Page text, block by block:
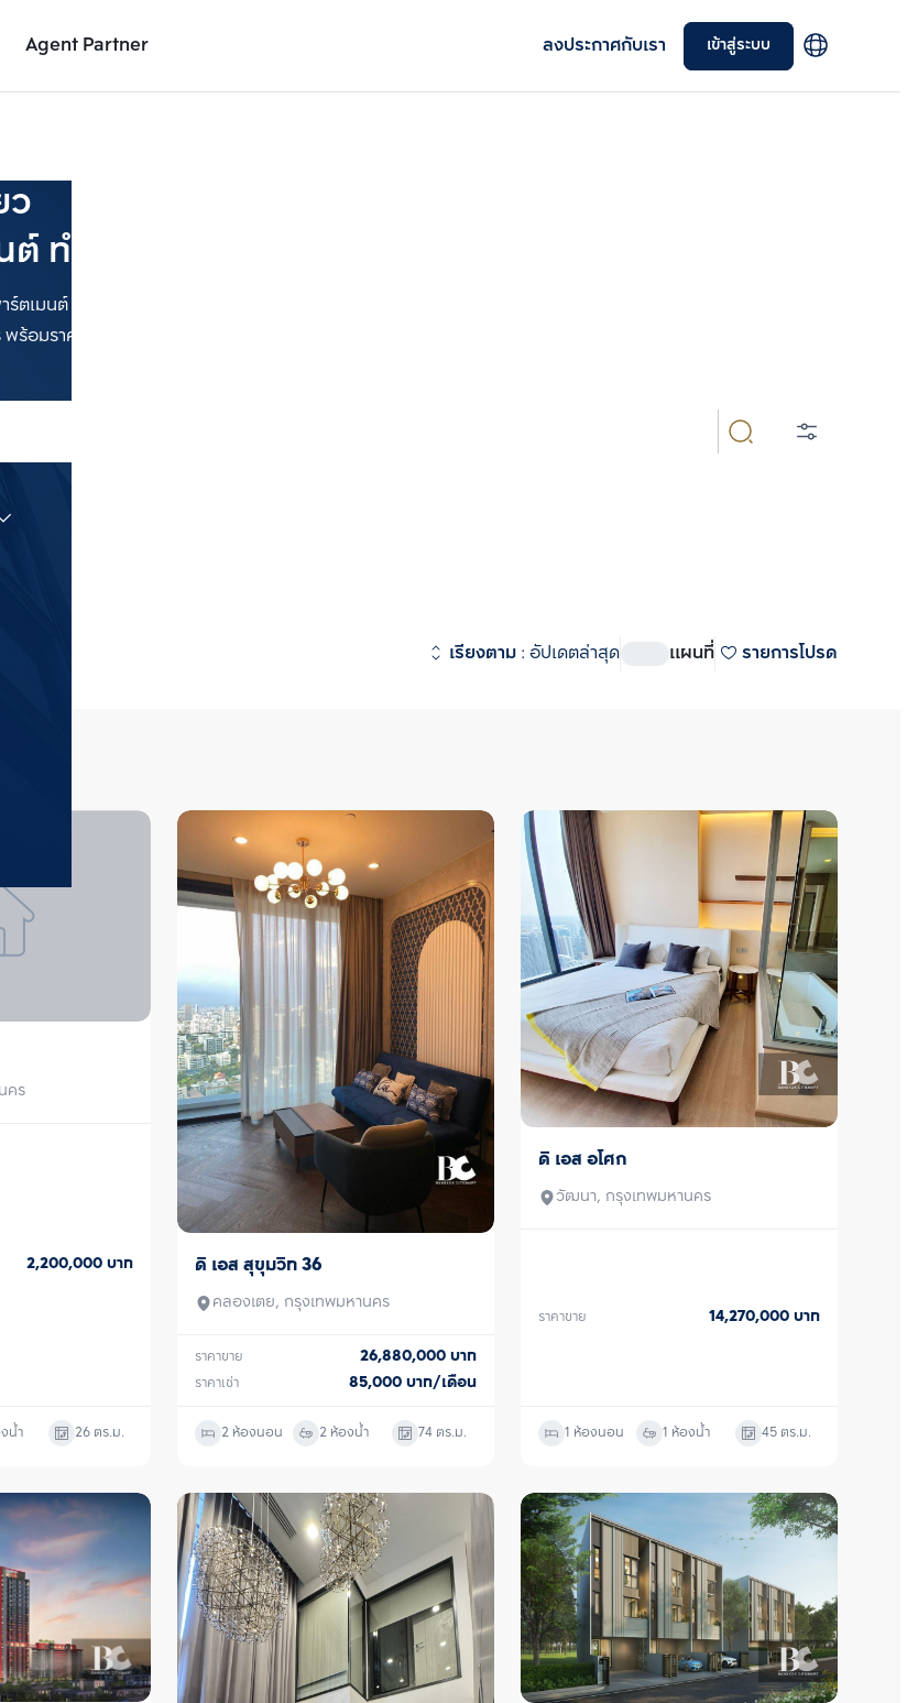
Agent Partner ลงประกาศกับเรา เข้าสู่ระบบ
ทำเลทั่วกรุงเทพฯ
ตเมนต์ ทำเลบนทำเลศักยภาพ ในกรุงเทพฯ และปริมณฑล ทำเลยอดนิยมสำหรับอยู่อาศัยใกล้แหล่งอำนวยความ
อมราคา และทำเลที่ต้องการ รายละเอียดครบถ้วน ตอบโจทย์ทุกความต้องการในแบบของคุณ
ฟ้า BTS สายสีเขียวอ่อน
แอสปาย อ่อนนุช สเตชั่น
RHYTHM Ekkamai Estate (ริธึ่ม เอกมัย เอสเตท)
คอนโดใหม่บนทำเลศักยภาพ  ใกล้ทองหล่อซอย 10
เพียง 180 ม. และ ใกล้รถไฟฟ้า BTS เอกมัย รายล้อม
ไปด้วย ห้างสรรพสินค้าขนาดใหญ่ เช่น  Donki
ทองหล่อ , Gateway Ekamai, Major เอกมัย,
Emporium, Emquartier, Terminal 21  ซื้อ ขาย
หรือ เช่า  ติดต่อหาเรา Bangkok CitiSmart ได้ทันที
เพื่อให้ผู้เชี่ยวชาญของเราได้แนะนำคอนโดให้กับท่าน
วิช ซิกเนเจอร์ 2 มิดทาวน์ สยาม 7)
Wish Signature II Midtown Siam  (วิช ซิก
เนเจอร์ 2 มิดทาวน์ สยาม) คอนโดยู่ด้านหลัง Siam
Paragon และติดซอยที่สามารถเดินไปได้  ใกล้ BTS
ราชเทวี ประมาณ 400 ม. ห่างจาก Airport Rail Link
พญาไท ประมาณ 850 ม. ห่างจากท่าเรือประตูน้ำ
ประมาณ 750 ม. และแนวรถไฟฟ้าสายสีส้มตัดผ่าน
หน้าโครงการในอนาคต  พิเศษด้วยพื้นที่ส่วนกลาง 4
ชั้นบนสุดของตัวอาคาร ได้แก่ Pool Pods สระว่ายน้ำ
ลอยฟ้ารูปตัวยูขนาดใหญ่ มองทัศนียภาพได้แบบ
360 องศา, Body and Mind Pods ฟิตเนส ห้อง
โยคะ และ Boxing Stage, Chill and Work Pods
พื้นที่สำหรับการทำงานหรือการผ่อนคลาย ซื้อ ขาย
หรือ เช่า คอนโด ติดต่อหาเรา Bangkok CitiSmart
ได้ทันที เพื่อให้ผู้เชี่ยวชาญของเราได้แนะนำคอนโดให้
กับท่าน
เรียงตาม:อัปเดตล่าสุด แผนที่ รายการโปรด
คร
2,200,000บาท
น้ำ 26 ตร.ม.
ขาย/เช่า
ดิ เอส สุขุมวิท 36
คลองเตย, กรุงเทพมหานคร
ราคาขาย 26,880,000บาท
ราคาเช่า 85,000บาท/เดือน
2 ห้องนอน 2 ห้องน้ำ 74 ตร.ม.
ขายพร้อมผู้เช่า
ดิ เอส อโศก
วัฒนา, กรุงเทพมหานคร
ราคาขาย 14,270,000บาท
1 ห้องนอน 1 ห้องน้ำ 45 ตร.ม.
ที่ 2